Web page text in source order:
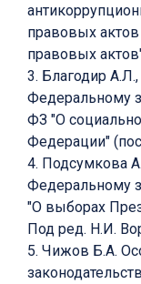
правовых
правовых
3. Благодир
Федеральному
ФЗ "О
Федерации"
4. Подсумкова
Федеральному
"О выборах
Под ред. Н.И.
5. Чижов Б.А.